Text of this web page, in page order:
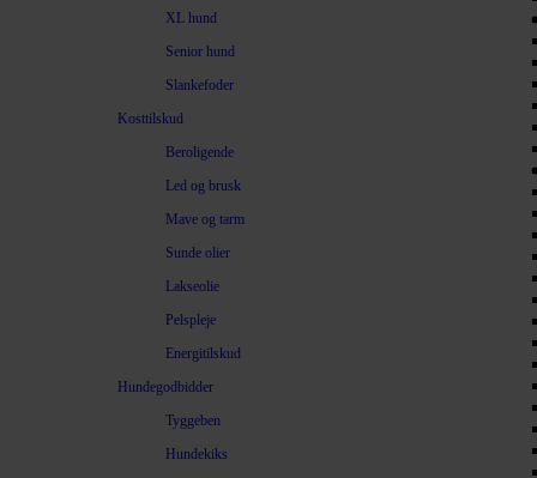
XL hund
Senior hund
Slankefoder
Kosttilskud
Beroligende
Led og brusk
Mave og tarm
Sunde olier
Lakseolie
Pelspleje
Energitilskud
Hundegodbidder
Tyggeben
Hundekiks